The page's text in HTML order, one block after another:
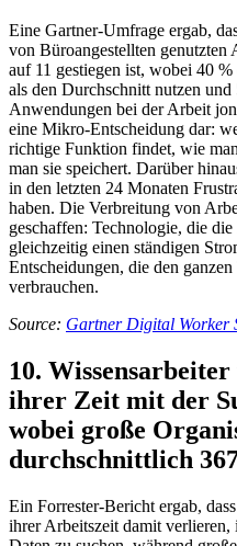
Eine Gartner-Umfrage ergab,
von Büroangestellten
auf 11 gestiegen ist, wobei 40
als den Durchschnitt nutzen
Anwendungen bei der Arbeit
eine Mikro-Entscheidung dar:
richtige Funktion findet, wie
man sie speichert. Darüber
in den letzten 24 Monaten
haben. Die Verbreitung von
geschaffen: Technologie, die
gleichzeitig einen ständigen
Entscheidungen, die den
verbrauchen.
Source: Gartner Digital Worker
10.
ihrer Zeit mit der
wobei große
durchschnittlich
Ein Forrester-Bericht ergab,
ihrer Arbeitszeit damit verlieren,